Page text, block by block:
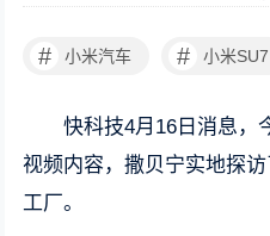
# 小米汽车 # 小米SU7
快科技4月16日消息，
视频内容，撒贝宁实地探
工厂。